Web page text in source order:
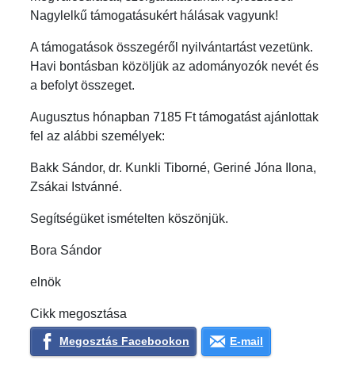
Nagylelkű támogatásukért hálásak vagyunk!
A támogatások összegéről nyilvántartást vezetünk.
Havi bontásban közöljük az adományozók nevét és
a befolyt összeget.
Augusztus hónapban 7185 Ft támogatást ajánlottak
fel az alábbi személyek:
Bakk Sándor, dr. Kunkli Tiborné, Geriné Jóna Ilona,
Zsákai Istvánné.
Segítségüket ismételten köszönjük.
Bora Sándor
elnök
Cikk megosztása
Megosztás Facebookon E-mail